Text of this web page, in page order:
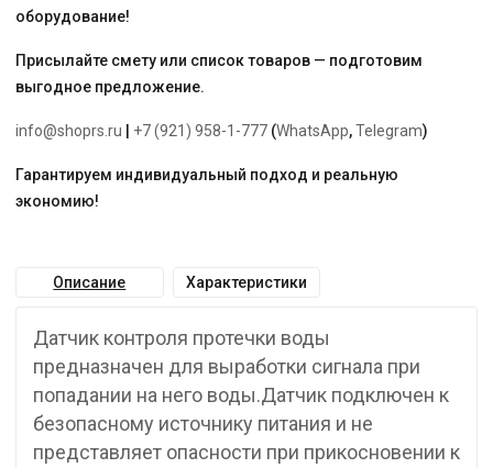
оборудование!
Присылайте смету или список товаров — подготовим
выгодное предложение.
info@shoprs.ru +7 (921) 958-1-777 (WhatsApp,Telegram)
Гарантируем индивидуальный подход и реальную
экономию!
Описание Характеристики
Датчик контроля протечки воды
предназначен для выработки сигнала при
попадании на него воды.Датчик подключен к
безопасному источнику питания и не
представляет опасности при прикосновении к